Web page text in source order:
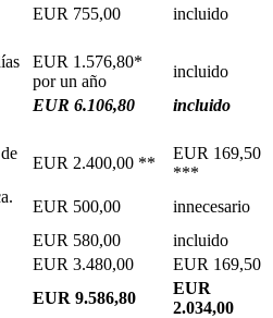
EUR 755,00
incluido
EUR 1.576,80*
por un año
incluido
EUR 6.106,80
incluido
EUR 2.400,00 **
EUR 169,50
***
EUR 500,00
innecesario
EUR 580,00
incluido
EUR 3.480,00
EUR 169,50
EUR 9.586,80
EUR
2.034,00